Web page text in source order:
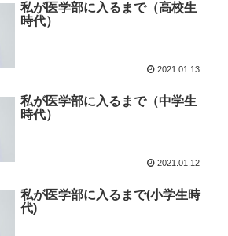
私が医学部に入るまで（高校生
時代）
2021.01.13
私が医学部に入るまで（中学生
時代）
2021.01.12
私が医学部に入るまで(小学生時
代)